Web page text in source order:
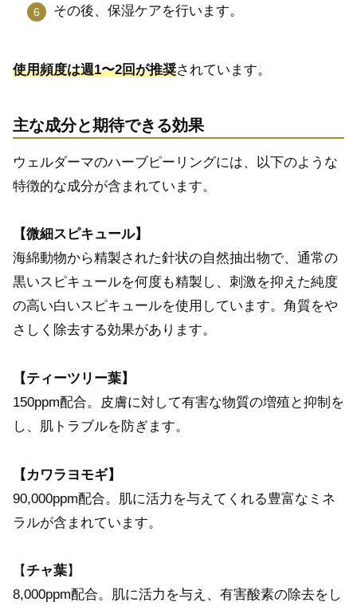
その後、保湿ケアを行います。
使用頻度は週1〜2回が推奨されています。
主な成分と期待できる効果
ウェルダーマのハーブピーリングには、以下のような
特徴的な成分が含まれています。
【微細スピキュール】
海綿動物から精製された針状の自然抽出物で、通常の
黒いスピキュールを何度も精製し、刺激を抑えた純度
の高い白いスピキュールを使用しています。角質をや
さしく除去する効果があります。
【ティーツリー葉】
150ppm配合。皮膚に対して有害な物質の増殖と抑制を
し、肌トラブルを防ぎます。
【カワラヨモギ】
90,000ppm配合。肌に活力を与えてくれる豊富なミネ
ラルが含まれています。
【チャ葉】
8,000ppm配合。肌に活力を与え、有害酸素の除去をし